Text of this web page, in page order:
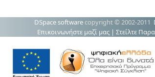
DSpace software copyright © 2002-2011
Επικοινωνήστε μαζί μας | Στείλτε